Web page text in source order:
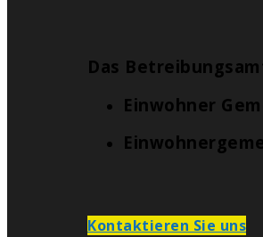
Das
Einwohner
Kontaktieren Sie uns